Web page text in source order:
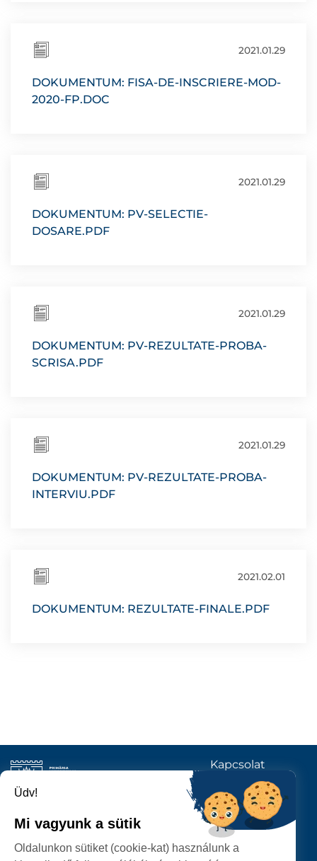
2021.01.29
DOKUMENTUM: FISA-DE-INSCRIERE-MOD-
2020-FP.DOC
2021.01.29
DOKUMENTUM: PV-SELECTIE-
DOSARE.PDF
2021.01.29
DOKUMENTUM: PV-REZULTATE-PROBA-
SCRISA.PDF
2021.01.29
DOKUMENTUM: PV-REZULTATE-PROBA-
INTERVIU.PDF
2021.02.01
DOKUMENTUM: REZULTATE-FINALE.PDF
SZATMÁRNÉMETI
Kapcsolat
KÖVESSENEK
Üdv!
Mi vagyunk a sütik
Oldalunkon sütiket (cookie-kat) használunk a